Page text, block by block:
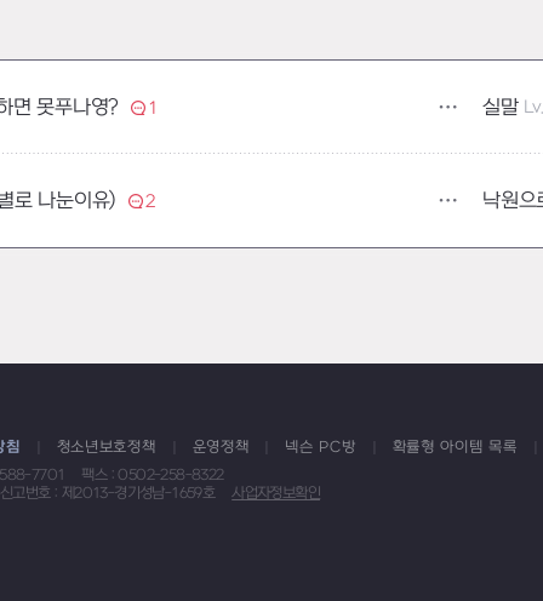
면 못푸나영? 1 실말
로 나눈이유) 2 낙원으
침 청소년보호정책 운영정책 넥슨 PC방 확률형 아이템 목록
7701
팩스 : 0502-258-8322
고번호 : 제2013-경기성남-1659호
사업자정보확인